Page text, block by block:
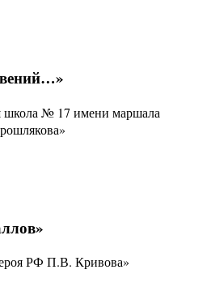
№ 17 имени маршала
РФ П.В. Кривова»